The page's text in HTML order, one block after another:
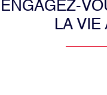
ENGAGEZ-
LA VIE